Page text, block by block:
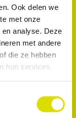
Ook delen we
met onze
analyse. Deze
met andere
die ze hebben
hun services.
zone,